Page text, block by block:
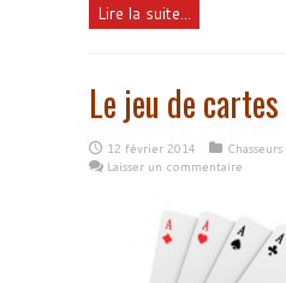
Lire la suite...
Le jeu de
12 février 2014
Laisser un commentaire